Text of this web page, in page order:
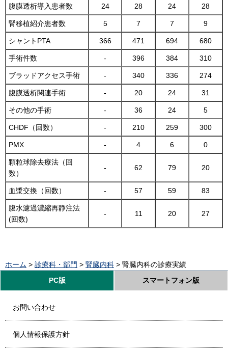
腹膜透析導入患者数 24 28 24 28
腎移植紹介患者数 5 7 7 9
シャントPTA 366 471 694 680
手術件数 - 396 384 310
ブラッドアクセス手術 - 340 336 274
腹膜透析関連手術 - 20 24 31
その他の手術 - 36 24 5
CHDF（回数） - 210 259 300
PMX - 4 6 0
顆粒球除去療法（回
数）
- 62 79 20
血漿交換（回数） - 57 59 83
腹水濾過濃縮再静注法
(回数)
- 11 20 27
ホーム > 診療科・部門 > 腎臓内科 > 腎臓内科の診療実績
PC版
スマートフォン版
お問い合わせ
個人情報保護方針